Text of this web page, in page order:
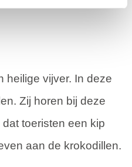
heilige vijver. In deze
Zij horen bij deze
toeristen een kip
aan de krokodillen.